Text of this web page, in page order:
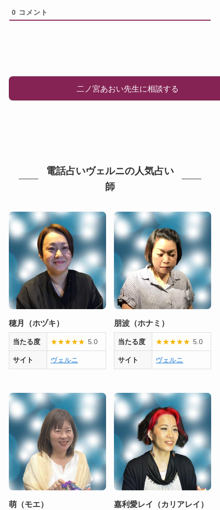
0 コメント
二ノ宮あおい先生に相談する
電話占いヴェルニの人気占い
師
穂月（ホヅキ）
当たる度 ★★★★★ 5.0
サイト ヴェルニ
朋波（ホナミ）
当たる度 ★★★★★ 5.0
サイト ヴェルニ
萌（モエ） 嘉利愛レイ（カリアレイ）